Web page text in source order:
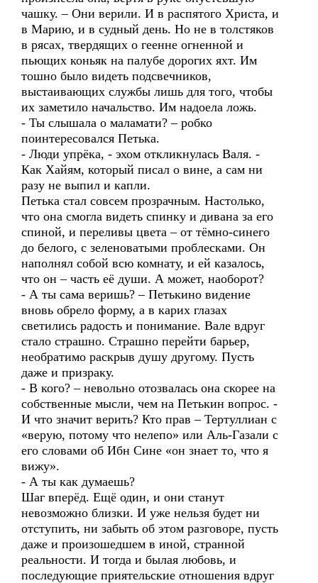
чашку. – Они верили. И в распятого Христа, и
в Марию, и в судный день. Но не в толстяков
в рясах, твердящих о геенне огненной и
пьющих коньяк на палубе дорогих яхт. Им
тошно было видеть подсвечников,
выстаивающих службы лишь для того, чтобы
их заметило начальство. Им надоела ложь.
- Ты слышала о маламати? – робко
поинтересовался Петька.
- Люди упрёка, - эхом откликнулась Валя. -
Как Хайям, который писал о вине, а сам ни
разу не выпил и капли.
Петька стал совсем прозрачным. Настолько,
что она смогла видеть спинку и дивана за его
спиной, и переливы цвета – от тёмно-синего
до белого, с зеленоватыми проблесками. Он
наполнял собой всю комнату, и ей казалось,
что он – часть её души. А может, наоборот?
- А ты сама веришь? – Петькино видение
вновь обрело форму, а в карих глазах
светились радость и понимание. Вале вдруг
стало страшно. Страшно перейти барьер,
необратимо раскрыв душу другому. Пусть
даже и призраку.
- В кого? – невольно отозвалась она скорее на
собственные мысли, чем на Петькин вопрос. -
И что значит верить? Кто прав – Тертуллиан с
«верую, потому что нелепо» или Аль-Газали с
его словами об Ибн Сине «он знает то, что я
вижу».
- А ты как думаешь?
Шаг вперёд. Ещё один, и они станут
невозможно близки. И уже нельзя будет ни
отступить, ни забыть об этом разговоре, пусть
даже и произошедшем в иной, странной
реальности. И тогда и былая любовь, и
последующие приятельские отношения вдруг